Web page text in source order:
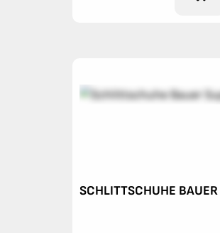
SCHLITTSCHUHE